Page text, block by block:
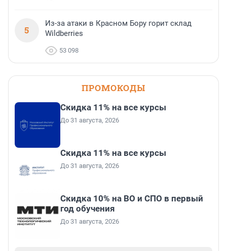
5
Из-за атаки в Красном Бору горит склад
Wildberries
53 098
ПРОМОКОДЫ
Скидка 11% на все курсы
До 31 августа, 2026
Скидка 11% на все курсы
До 31 августа, 2026
Скидка 10% на ВО и СПО в первый
год обучения
До 31 августа, 2026